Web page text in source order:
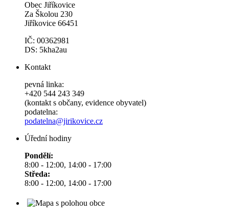
Obec Jiříkovice
Za Školou 230
Jiříkovice 66451
IČ: 00362981
DS: 5kha2au
Kontakt
pevná linka:
+420 544 243 349
(kontakt s občany, evidence obyvatel)
podatelna:
podatelna@jirikovice.cz
Úřední hodiny
Pondělí:
8:00 - 12:00, 14:00 - 17:00
Středa:
8:00 - 12:00, 14:00 - 17:00